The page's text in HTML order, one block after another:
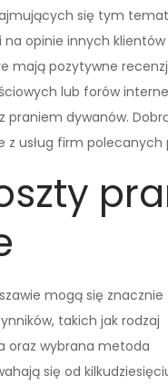
się tym
opinie innych
mają pozytywne
lub forów
praniem dywanów.
usług firm polecanych
mogą się znacznie
takich jak rodzaj
oraz wybrana metoda
się od